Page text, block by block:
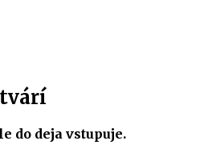
do deja vstupuje.